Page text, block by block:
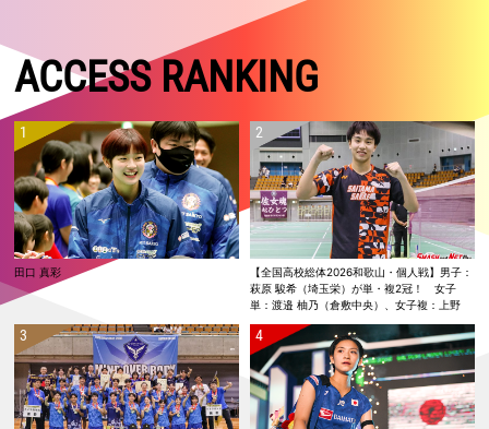
ACCESS RANKING
田口 真彩
【全国高校総体2026和歌山・個人戦】男子：
萩原 駿希（埼玉栄）が単・複2冠！ 女子
単：渡邉 柚乃（倉敷中央）、女子複：上野
覇！